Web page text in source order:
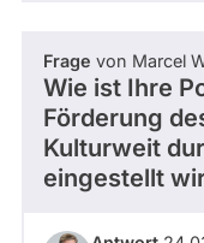
Frage von Marcel
Wie ist Ihre
Förderung
Kulturweit
eingestellt